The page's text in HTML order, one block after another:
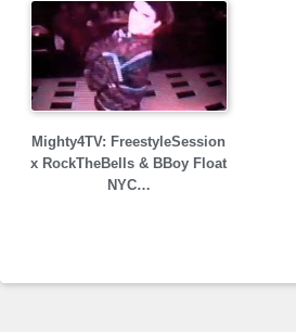
Mighty4TV: FreestyleSession
x RockTheBells & BBoy Float
NYC…